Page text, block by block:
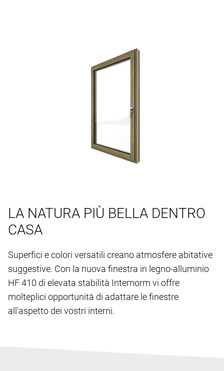
LA NATURA PIÙ BELLA DENTRO
CASA
Superfici e colori versatili creano atmosfere abitative
suggestive. Con la nuova finestra in legno-alluminio
HF 410 di elevata stabilità Internorm vi offre
molteplici opportunità di adattare le finestre
all'aspetto dei vostri interni.